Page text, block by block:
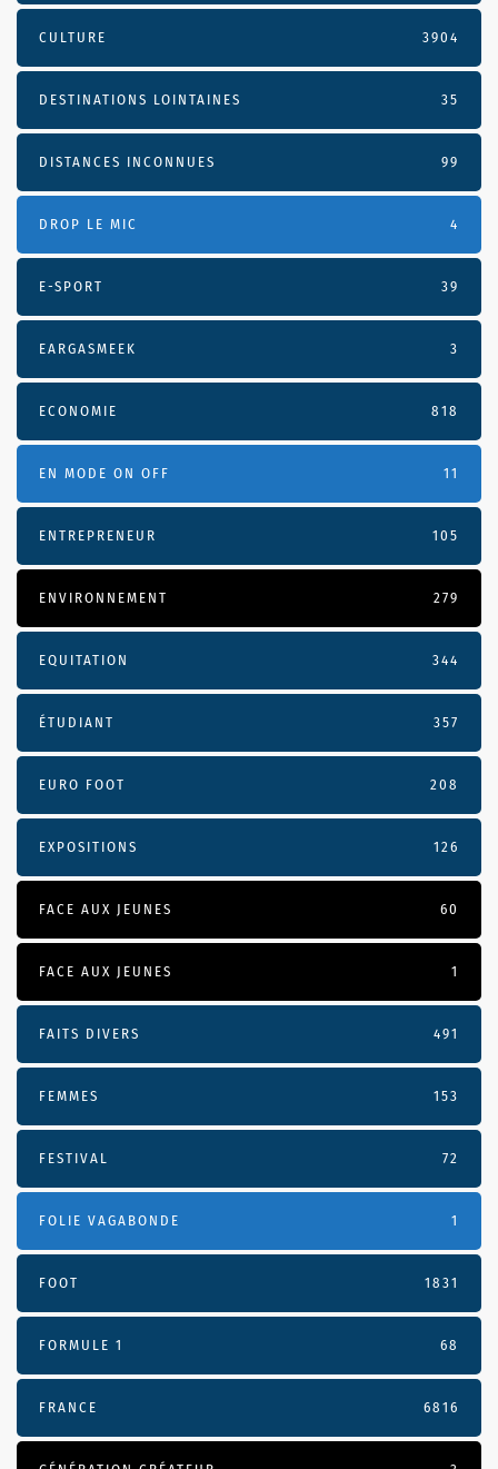
CULTURE 3904
DESTINATIONS LOINTAINES 35
DISTANCES INCONNUES 99
DROP LE MIC 4
E-SPORT 39
EARGASMEEK 3
ECONOMIE 818
EN MODE ON OFF 11
ENTREPRENEUR 105
ENVIRONNEMENT 279
EQUITATION 344
ÉTUDIANT 357
EURO FOOT 208
EXPOSITIONS 126
FACE AUX JEUNES 60
FACE AUX JEUNES 1
FAITS DIVERS 491
FEMMES 153
FESTIVAL 72
FOLIE VAGABONDE 1
FOOT 1831
FORMULE 1 68
FRANCE 6816